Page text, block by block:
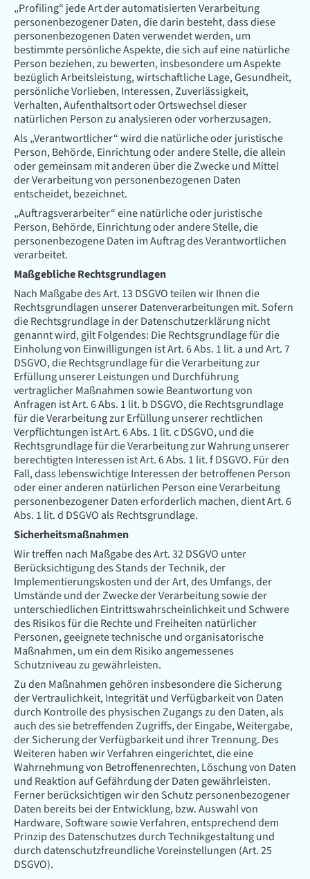
„Profiling“ jede Art der automatisierten Verarbeitung
personenbezogener Daten, die darin besteht, dass diese
personenbezogenen Daten verwendet werden, um
bestimmte persönliche Aspekte, die sich auf eine natürliche
Person beziehen, zu bewerten, insbesondere um Aspekte
bezüglich Arbeitsleistung, wirtschaftliche Lage, Gesundheit,
persönliche Vorlieben, Interessen, Zuverlässigkeit,
Verhalten, Aufenthaltsort oder Ortswechsel dieser
natürlichen Person zu analysieren oder vorherzusagen.
Als „Verantwortlicher“ wird die natürliche oder juristische
Person, Behörde, Einrichtung oder andere Stelle, die allein
oder gemeinsam mit anderen über die Zwecke und Mittel
der Verarbeitung von personenbezogenen Daten
entscheidet, bezeichnet.
„Auftragsverarbeiter“ eine natürliche oder juristische
Person, Behörde, Einrichtung oder andere Stelle, die
personenbezogene Daten im Auftrag des Verantwortlichen
verarbeitet.
Maßgebliche Rechtsgrundlagen
Nach Maßgabe des Art. 13 DSGVO teilen wir Ihnen die
Rechtsgrundlagen unserer Datenverarbeitungen mit. Sofern
die Rechtsgrundlage in der Datenschutzerklärung nicht
genannt wird, gilt Folgendes: Die Rechtsgrundlage für die
Einholung von Einwilligungen ist Art. 6 Abs. 1 lit. a und Art. 7
DSGVO, die Rechtsgrundlage für die Verarbeitung zur
Erfüllung unserer Leistungen und Durchführung
vertraglicher Maßnahmen sowie Beantwortung von
Anfragen ist Art. 6 Abs. 1 lit. b DSGVO, die Rechtsgrundlage
für die Verarbeitung zur Erfüllung unserer rechtlichen
Verpflichtungen ist Art. 6 Abs. 1 lit. c DSGVO, und die
Rechtsgrundlage für die Verarbeitung zur Wahrung unserer
berechtigten Interessen ist Art. 6 Abs. 1 lit. f DSGVO. Für den
Fall, dass lebenswichtige Interessen der betroffenen Person
oder einer anderen natürlichen Person eine Verarbeitung
personenbezogener Daten erforderlich machen, dient Art. 6
Abs. 1 lit. d DSGVO als Rechtsgrundlage.
Sicherheitsmaßnahmen
Wir treffen nach Maßgabe des Art. 32 DSGVO unter
Berücksichtigung des Stands der Technik, der
Implementierungskosten und der Art, des Umfangs, der
Umstände und der Zwecke der Verarbeitung sowie der
unterschiedlichen Eintrittswahrscheinlichkeit und Schwere
des Risikos für die Rechte und Freiheiten natürlicher
Personen, geeignete technische und organisatorische
Maßnahmen, um ein dem Risiko angemessenes
Schutzniveau zu gewährleisten.
Zu den Maßnahmen gehören insbesondere die Sicherung
der Vertraulichkeit, Integrität und Verfügbarkeit von Daten
durch Kontrolle des physischen Zugangs zu den Daten, als
auch des sie betreffenden Zugriffs, der Eingabe, Weitergabe,
der Sicherung der Verfügbarkeit und ihrer Trennung. Des
Weiteren haben wir Verfahren eingerichtet, die eine
Wahrnehmung von Betroffenenrechten, Löschung von Daten
und Reaktion auf Gefährdung der Daten gewährleisten.
Ferner berücksichtigen wir den Schutz personenbezogener
Daten bereits bei der Entwicklung, bzw. Auswahl von
Hardware, Software sowie Verfahren, entsprechend dem
Prinzip des Datenschutzes durch Technikgestaltung und
durch datenschutzfreundliche Voreinstellungen (Art. 25
DSGVO).